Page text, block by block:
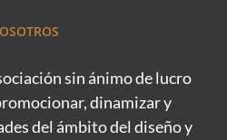
sin ánimo de lucro
dinamizar y
del ámbito del diseño y